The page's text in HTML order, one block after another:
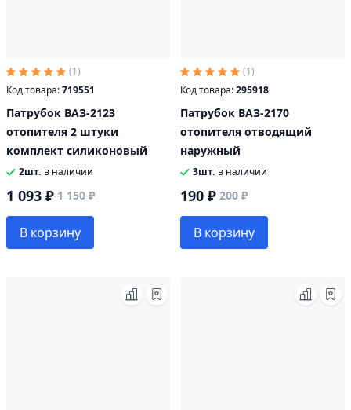
(1)
Код товара:719551
Патрубок ВАЗ-2123
отопителя 2 штуки
комплект силиконовый
2шт. в наличии
1 093 ₽ 1 150 ₽
В корзину
(1)
Код товара:295918
Патрубок ВАЗ-2170
отопителя отводящий
наружный
3шт. в наличии
190 ₽ 200 ₽
В корзину